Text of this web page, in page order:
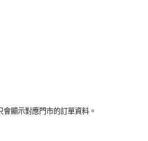
顯示對應門市的訂單資料。